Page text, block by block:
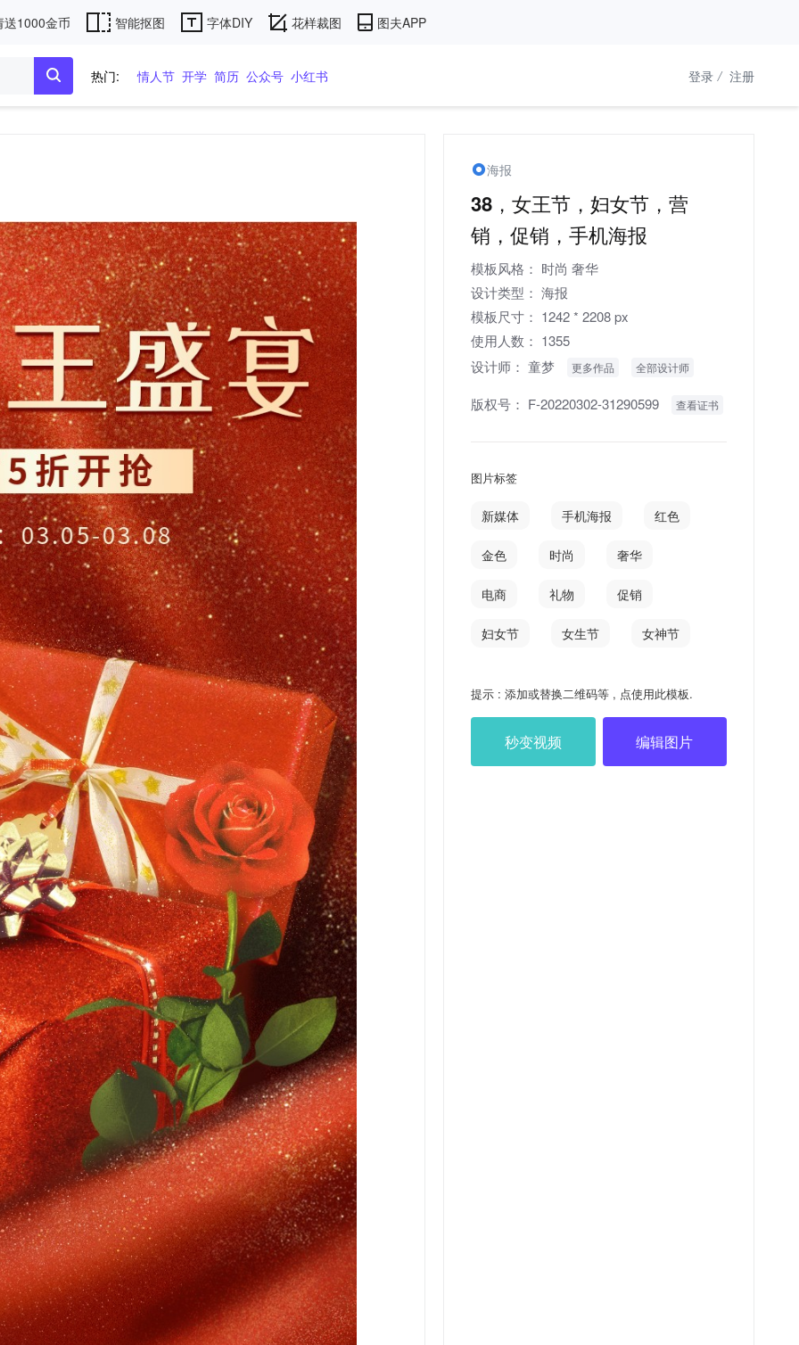
送1000金币 智能抠图 字体DIY 花样裁图 图夫APP
热门: 情人节 开学 简历 公众号 小红书 登录 / 注册
海报
38，女王节，妇女节，营
销，促销，手机海报
模板风格： 时尚 奢华
设计类型： 海报
模板尺寸： 1242 * 2208 px
使用人数： 1355
设计师： 童梦 更多作品 全部设计师
版权号： F-20220302-31290599 查看证书
图片标签
新媒体 手机海报 红色
金色 时尚 奢华
电商 礼物 促销
妇女节 女生节 女神节
提示 : 添加或替换二维码等 , 点使用此模板.
秒变视频 编辑图片